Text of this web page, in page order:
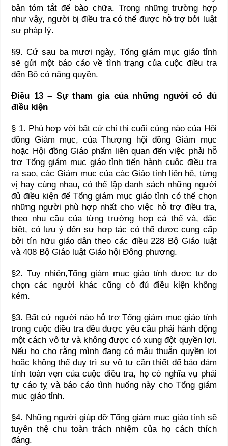
bản tóm tắt để bào chữa. Trong những trường hợp
như vậy, người bị điều tra có thể được hỗ trợ bởi luật
sư pháp lý.
§9. Cứ sau ba mươi ngày, Tổng giám mục giáo tỉnh
sẽ gửi một báo cáo về tình trạng của cuộc điều tra
đến Bộ có năng quyền.
Điều 13 – Sự tham gia của những người có đủ
điều kiện
§ 1. Phù hợp với bất cứ chỉ thị cuối cùng nào của Hội
đồng Giám mục, của Thượng hội đồng Giám mục
hoặc Hội đồng Giáo phẩm liên quan đến việc phải hỗ
trợ Tổng giám mục giáo tỉnh tiến hành cuộc điều tra
ra sao, các Giám mục của các Giáo tỉnh liên hệ, từng
vị hay cùng nhau, có thể lập danh sách những người
đủ điều kiện để Tổng giám mục giáo tỉnh có thể chọn
những người phù hợp nhất cho việc hỗ trợ điều tra,
theo nhu cầu của từng trường hợp cá thể và, đặc
biệt, có lưu ý đến sự hợp tác có thể được cung cấp
bởi tín hữu giáo dân theo các điều 228 Bộ Giáo luật
và 408 Bộ Giáo luật Giáo hội Đông phương.
§2. Tuy nhiên,Tổng giám mục giáo tỉnh được tự do
chọn các người khác cũng có đủ điều kiện không
kém.
§3. Bất cứ người nào hỗ trợ Tổng giám mục giáo tỉnh
trong cuộc điều tra đều được yêu cầu phải hành động
một cách vô tư và không được có xung đột quyền lợi.
Nếu họ cho rằng mình đang có mâu thuẫn quyền lợi
hoặc không thể duy trì sự vô tư cần thiết để bảo đảm
tính toàn vẹn của cuộc điều tra, họ có nghĩa vụ phải
tự cáo tỵ và báo cáo tình huống này cho Tổng giám
mục giáo tỉnh.
§4. Những người giúp đỡ Tổng giám mục giáo tỉnh sẽ
tuyên thệ chu toàn trách nhiệm của họ cách thích
đáng.